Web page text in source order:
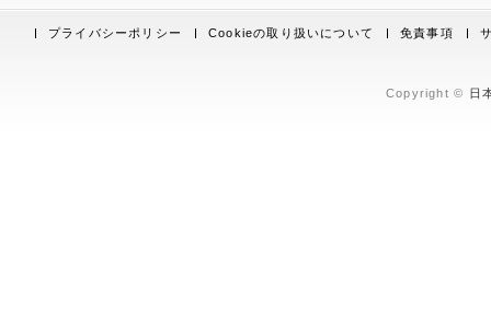
プライバシーポリシー Cookieの取り扱いについて 免責事項
Copyright © 日